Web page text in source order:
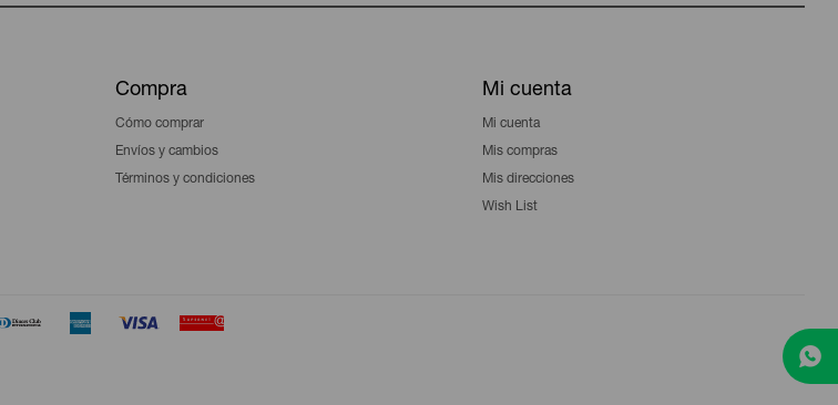
Compra
Cómo comprar
Envíos y cambios
Términos y condiciones
Mi cuenta
Mi cuenta
Mis compras
Mis direcciones
Wish List